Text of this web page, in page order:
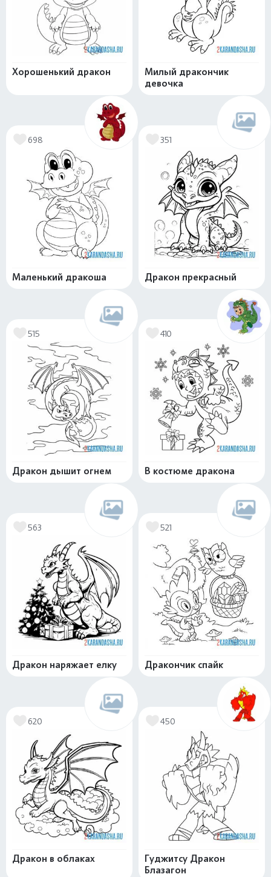
Хорошенький дракон
Милый дракончик
девочка
698
Маленький дракоша
351
Дракон прекрасный
515
Дракон дышит огнем
410
В костюме дракона
563
Дракон наряжает елку
521
Дракончик спайк
620
Дракон в облаках
450
Гуджитсу Дракон
Блазагон